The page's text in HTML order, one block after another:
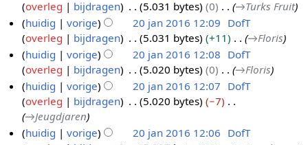
s
a
m
e
n
v
a
t
t
overleg
bijdragen 5.031 bytes 0 →Turks Fruit
huidig
vorige 20 jan 2016 12:09 DofT
overleg
bijdragen 5.031 bytes +11 →Floris
huidig
vorige 20 jan 2016 12:08 DofT
overleg
bijdragen 5.020 bytes 0 →Floris
huidig
vorige 20 jan 2016 12:07 DofT
overleg
bijdragen 5.020 bytes
−7
→Jeugdjaren
huidig
vorige 20 jan 2016 12:06 DofT